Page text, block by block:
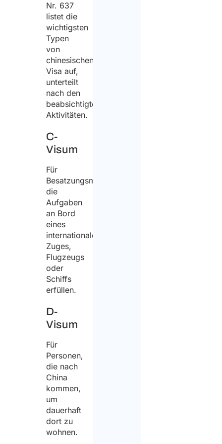
Nr. 637
listet die
wichtigsten
Typen
von
chinesischen
Visa auf,
unterteilt
nach den
beabsichtigten
Aktivitäten.
C-
Visum
Für
Besatzungsmitglieder,
die
Aufgaben
an Bord
eines
internationalen
Zuges,
Flugzeugs
oder
Schiffs
erfüllen.
D-
Visum
Für
Personen,
die nach
China
kommen,
um
dauerhaft
dort zu
wohnen.